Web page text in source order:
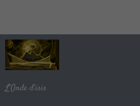
L’Onde d’isis